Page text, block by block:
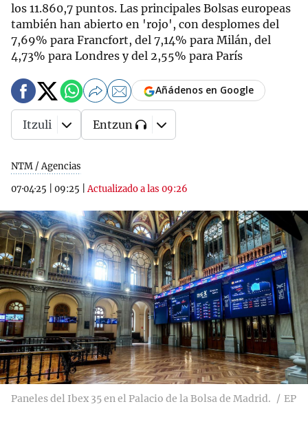
los 11.860,7 puntos. Las principales Bolsas europeas
también han abierto en 'rojo', con desplomes del
7,69% para Francfort, del 7,14% para Milán, del
4,73% para Londres y del 2,55% para París
NTM / Agencias
07·04·25
09:25 |Actualizado a las 09:26
Añádenos en Google
Itzuli Entzun
Paneles del Ibex 35 en el Palacio de la Bolsa de Madrid. EP